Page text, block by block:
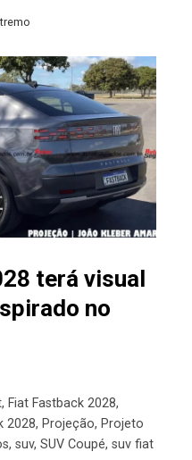
terá visual
no
, Fiat Fastback 2028,
2028, Projeção, Projeto
, suv, SUV Coupé, suv fiat